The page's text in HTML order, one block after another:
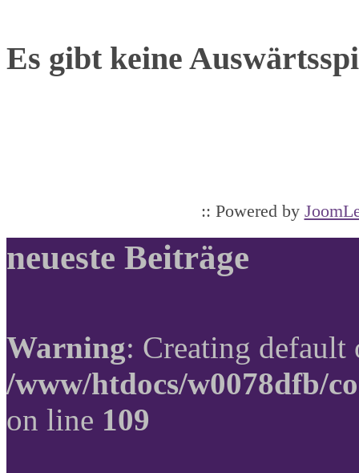
Es gibt keine
:: Powered by
neueste Beiträge
Warning: Creating
/www/htdocs/w0078dfb/
on line 109